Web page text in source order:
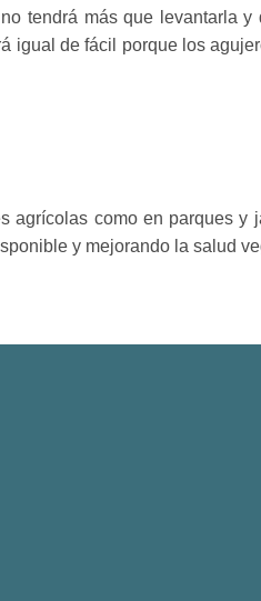
tendrá más que levantarla y
igual de fácil porque los
agrícolas como en parques y
y mejorando la salud